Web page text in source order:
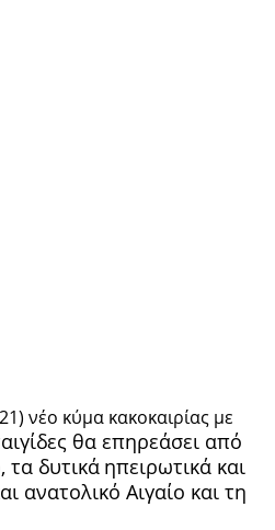
νέο κύμα κακοκαιρίας με
θα επηρεάσει από
τα δυτικά ηπειρωτικά και
ανατολικό Αιγαίο και τη